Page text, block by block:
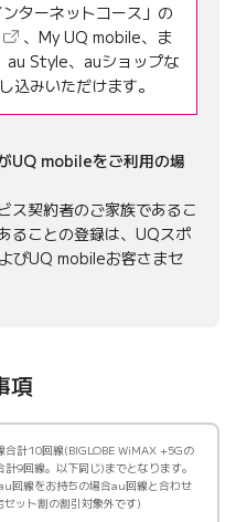
ンターネットコース」の
新しいタブで開きます）
、My UQ mobile、ま
au Style、auショップな
込みいただけます。
UQ mobileをご利用の場
ス契約者のご家族であるこ
ることの登録は、UQスポ
びUQ mobileお客さまセ
項
計10回線(BIGLOBE WiMAX +5Gの
9回線。以下同じ)までとなります。
回線をお持ちの場合au回線と合わせ
ット割の割引対象外です)